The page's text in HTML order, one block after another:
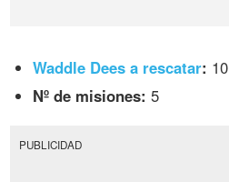
Waddle Dees a rescatar: 10
Nº de misiones: 5
PUBLICIDAD